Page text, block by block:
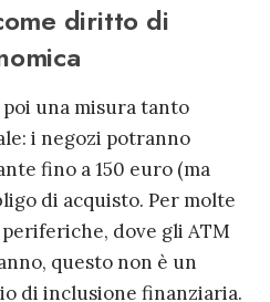
diritto di
una misura tanto
i negozi potranno
fino a 150 euro (ma
di acquisto. Per molte
dove gli ATM
questo non è un
di inclusione finanziaria.